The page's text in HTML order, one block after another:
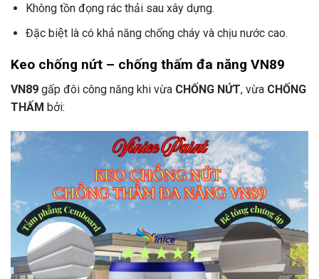
Không tồn đọng rác thải sau xây dựng.
Đặc biệt là có khả năng chống cháy và chịu nước cao.
Keo chống nứt – chống thấm đa năng VN89
VN89 gấp đôi công năng khi vừa CHỐNG NỨT, vừa CHỐNG
THẤM bởi: